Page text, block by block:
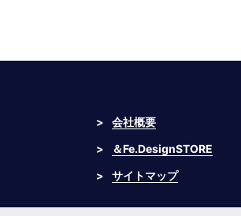
>
会社概要
>
＆Fe.DesignSTORE
>
サイトマップ